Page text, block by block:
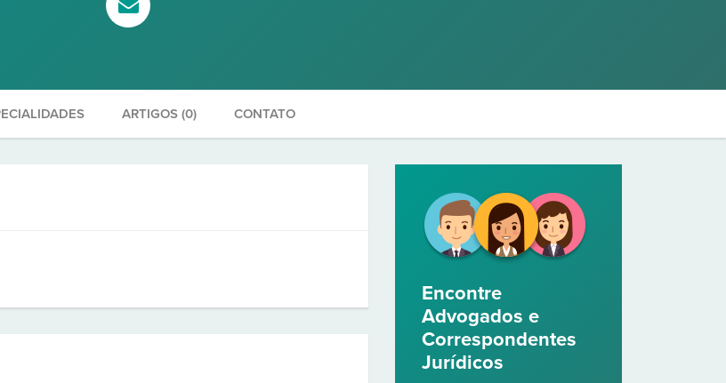
ARTIGOS (0) CONTATO
Encontre
Advogados e
Correspondentes
Jurídicos